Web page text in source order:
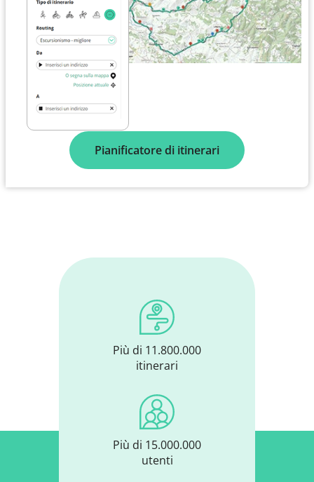
Pianificatore di itinerari
Più di 11.800.000
itinerari
Più di 15.000.000
utenti